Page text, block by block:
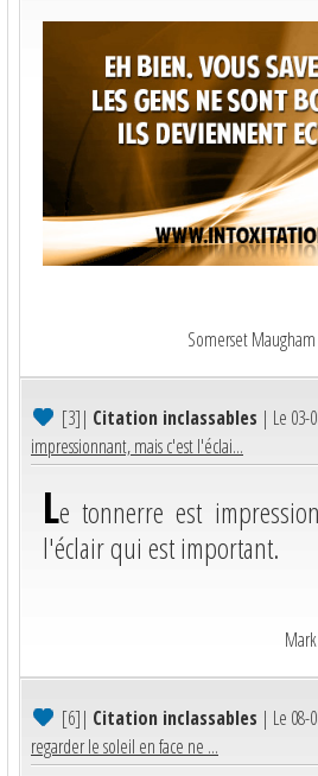
Somerset Maugham
[3]| Citation inclassables | Le 03-
impressionnant, mais c'est l'éclai...
Le tonnerre est
l'éclair qui est important.
[6]| Citation inclassables | Le 08-
regarder le soleil en face ne ...